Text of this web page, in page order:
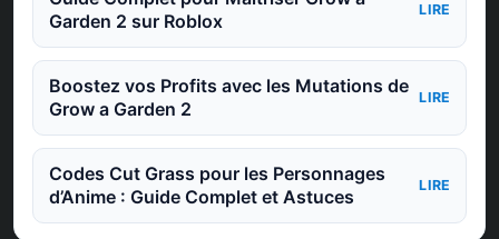
Garden 2 sur Roblox
LIRE
Boostez vos Profits avec les Mutations de
Grow a Garden 2
LIRE
Codes Cut Grass pour les Personnages
d’Anime : Guide Complet et Astuces
LIRE